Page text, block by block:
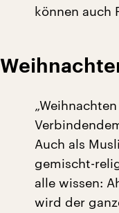
können auch
Auch als
gemischt-
alle wissen:
wird der